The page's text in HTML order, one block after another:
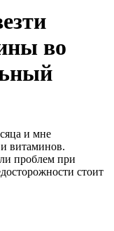
во
и мне
и витаминов.
проблем при
стоит